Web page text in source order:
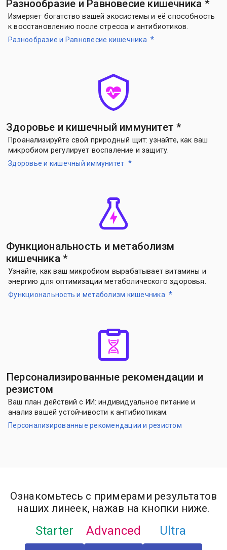
Разнообразие и Равновесие кишечника *
Измеряет богатство вашей экосистемы и её способность
к восстановлению после стресса и антибиотиков.
Разнообразие и Равновесие кишечника *
Здоровье и кишечный иммунитет*
Проанализируйте свой природный щит: узнайте, как ваш
микробиом регулирует воспаление и защиту.
Здоровье и кишечный иммунитет *
Функциональность и метаболизм
кишечника*
Узнайте, как ваш микробиом вырабатывает витамины и
энергию для оптимизации метаболического здоровья.
Функциональность и метаболизм кишечника *
Персонализированные рекомендации и
резистом
Ваш план действий с ИИ: индивидуальное питание и
анализ вашей устойчивости к антибиотикам.
Персонализированные рекомендации и резистом
Ознакомьтесь с примерами результатов
наших линеек, нажав на кнопки ниже.
Starter Advanced Ultra